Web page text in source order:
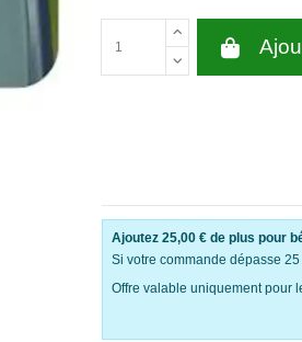
Ajoutez 25,00 € de plus pour
Si votre commande dépasse
Offre valable uniquement pour